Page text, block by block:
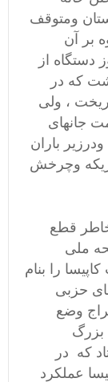
ومتوقف
بر آن
دستگاه از
که در
، ولی
جانهای
باران
وچرخش
قطع
ملی
در سال ۱۳۶۸ ولایت کاپیسا را بنام
حزبی
وضع
بزرگ
که در
عملکرد